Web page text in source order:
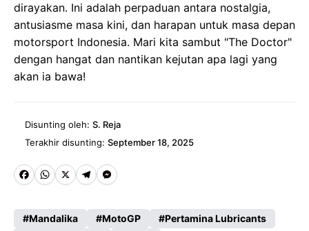
dirayakan. Ini adalah perpaduan antara nostalgia,
antusiasme masa kini, dan harapan untuk masa depan
motorsport Indonesia. Mari kita sambut "The Doctor"
dengan hangat dan nantikan kejutan apa lagi yang
akan ia bawa!
Disunting oleh: S. Reja
Terakhir disunting: September 18, 2025
Fa
b
W
ts
X
Te
gr
M
se
Mandalika MotoGP
Pertamina Lubricants